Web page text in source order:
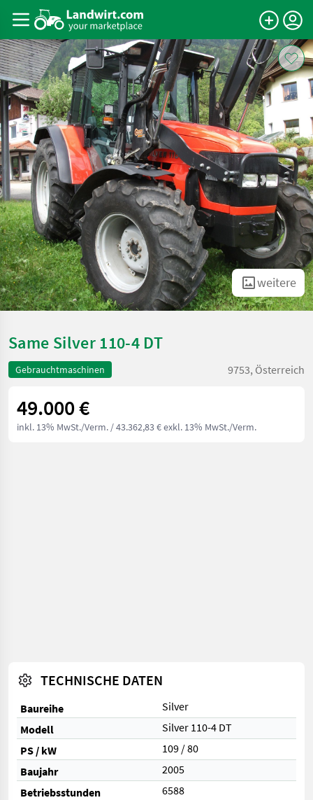
weitere
Same Silver 110-4 DT
Gebrauchtmaschinen 9753, Österreich
49.000 €
inkl. 13% MwSt./Verm. / 43.362,83 € exkl. 13% MwSt./Verm.
TECHNISCHE DATEN
Baureihe
Silver
Modell
Silver 110-4 DT
PS / kW
109 / 80
Baujahr
2005
Betriebsstunden
6588